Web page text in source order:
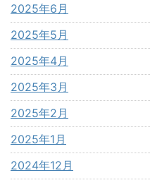
2025年6月
2025年5月
2025年4月
2025年3月
2025年2月
2025年1月
2024年12月